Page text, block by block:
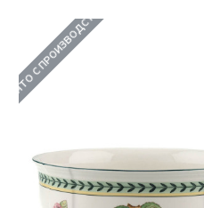
СНЯТО С ПРОИЗВОДСТВА